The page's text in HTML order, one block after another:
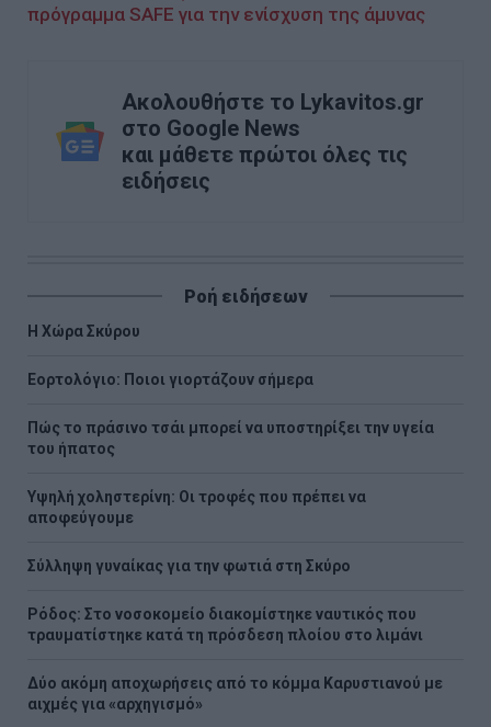
πρόγραμμα SAFE για την ενίσχυση της άμυνας
Ακολουθήστε το Lykavitos.gr
στο Google News
και μάθετε πρώτοι όλες τις
ειδήσεις
Ροή ειδήσεων
Η Χώρα Σκύρου
Εορτολόγιο: Ποιοι γιορτάζουν σήμερα
Πώς το πράσινο τσάι μπορεί να υποστηρίξει την υγεία
του ήπατος
Υψηλή χοληστερίνη: Οι τροφές που πρέπει να
αποφεύγουμε
Σύλληψη γυναίκας για την φωτιά στη Σκύρο
Ρόδος: Στο νοσοκομείο διακομίστηκε ναυτικός που
τραυματίστηκε κατά τη πρόσδεση πλοίου στο λιμάνι
Δύο ακόμη αποχωρήσεις από το κόμμα Καρυστιανού με
αιχμές για «αρχηγισμό»